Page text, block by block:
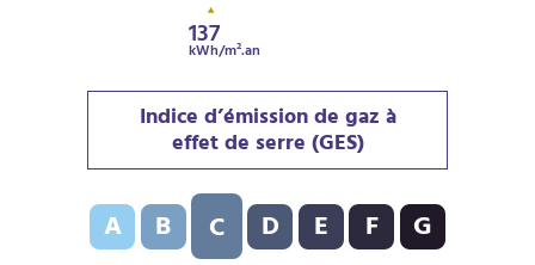
137
kWh/m².an
Indice d’émission de gaz à
effet de serre (GES)
Indice d’émission de gaz à effet de serre (GES) : C -
A B C D E F G